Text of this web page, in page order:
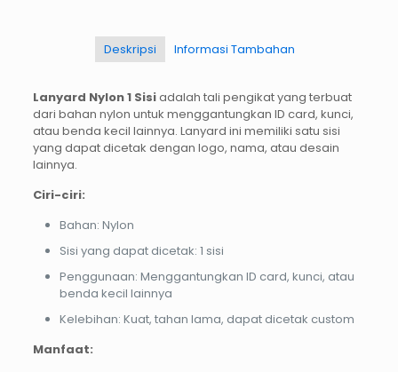
Deskripsi Informasi Tambahan
Lanyard Nylon 1 Sisiadalah tali pengikat yang terbuat
dari bahan nylon untuk menggantungkan ID card, kunci,
atau benda kecil lainnya. Lanyard ini memiliki satu sisi
yang dapat dicetak dengan logo, nama, atau desain
lainnya.
Ciri-ciri:
Bahan: Nylon
Sisi yang dapat dicetak: 1 sisi
Penggunaan: Menggantungkan ID card, kunci, atau
benda kecil lainnya
Kelebihan: Kuat, tahan lama, dapat dicetak custom
Manfaat: